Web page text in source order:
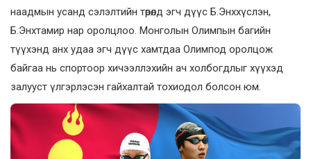
наадмын усанд сэлэлтийн төрөлд эгч дүүс Б.Энххүслэн,
Б.Энхтамир нар оролцлоо. Монголын Олимпын багийн
түүхэнд анх удаа эгч дүүс хамтдаа Олимпод оролцож
байгаа нь спортоор хичээллэхийн ач холбогдлыг хүүхэд
залууст үлгэрлэсэн гайхалтай тохиодол болсон юм.